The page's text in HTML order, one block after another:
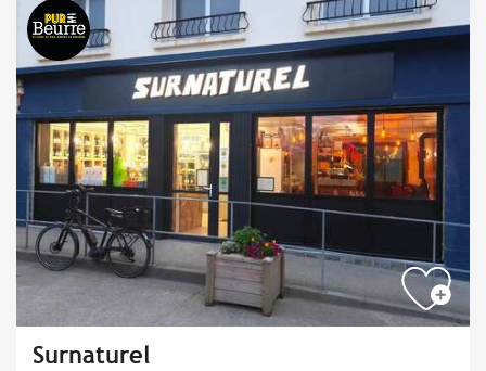
Surnaturel